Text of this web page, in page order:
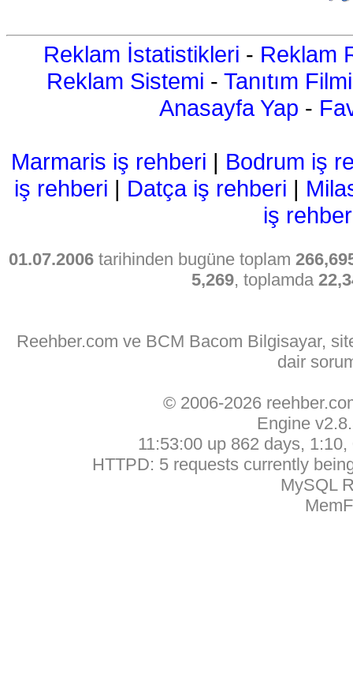
Reklam İstatistikleri - Reklam
Reklam Sistemi - Tanıtım Filmi
Anasayfa Yap -
Marmaris iş rehberi | Bodrum iş
iş rehberi | Datça iş rehberi |
iş
01.07.2006 tarihinden bugüne toplam
5,269, toplamda
Reehber.com ve BCM Bacom Bilgisayar,
dair
© 2006-2026
Engine
11:53:00 up 862 days,
HTTPD: 5 requests currently
MySQL